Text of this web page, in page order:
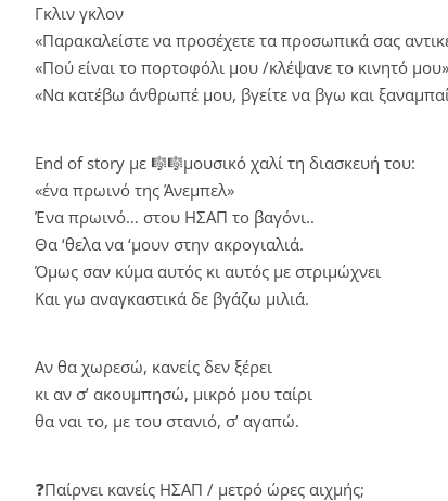
Γκλιν γκλον
«Παρακαλείστε να προσέχετε τα προσωπικά σας
«Πού είναι το πορτοφόλι μου /κλέψανε το κινητό μου»
«Να κατέβω άνθρωπέ μου, βγείτε να βγω και
End of story με 🎼🎼μουσικό χαλί τη διασκευή του:
«ένα πρωινό της Άνεμπελ»
Ένα πρωινό… στου ΗΣΑΠ το βαγόνι..
Θα ‘θελα να ‘μουν στην ακρογιαλιά.
Όμως σαν κύμα αυτός κι αυτός με στριμώχνει
Και γω αναγκαστικά δε βγάζω μιλιά.
Αν θα χωρεσώ, κανείς δεν ξέρει
κι αν σ’ ακουμπησώ, μικρό μου ταίρι
θα ναι το, με του στανιό, σ’ αγαπώ.
❓Παίρνει κανείς ΗΣΑΠ / μετρό ώρες αιχμής;